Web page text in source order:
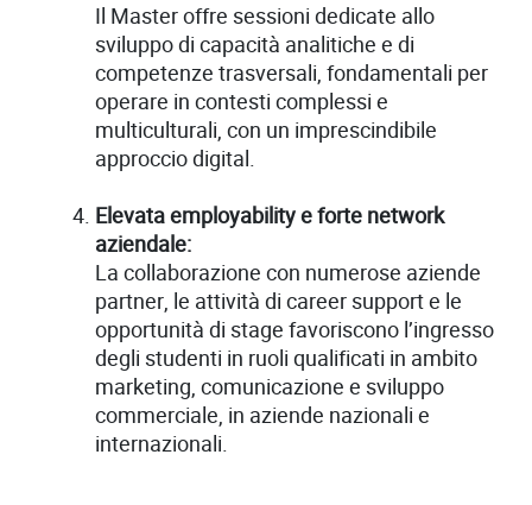
Il Master offre sessioni dedicate allo
sviluppo di capacità analitiche e di
competenze trasversali, fondamentali per
operare in contesti complessi e
multiculturali, con un imprescindibile
approccio digital.
Elevata employability e forte network
aziendale:
La collaborazione con numerose aziende
partner, le attività di career support e le
opportunità di stage favoriscono l’ingresso
degli studenti in ruoli qualificati in ambito
marketing, comunicazione e sviluppo
commerciale, in aziende nazionali e
internazionali.